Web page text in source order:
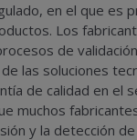
en el que es
Los
de
las soluciones
de calidad en el
muchos
y la detección